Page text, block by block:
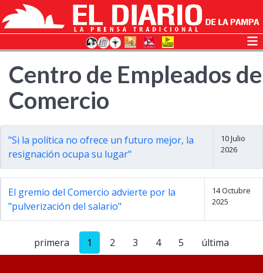
Centro de Empleados de
Comercio
"Si la política no ofrece un futuro mejor, la
resignación ocupa su lugar"
10 Julio
2026
El gremio del Comercio advierte por la
"pulverización del salario"
14 Octubre
2025
primera 1 2 3 4 5 última